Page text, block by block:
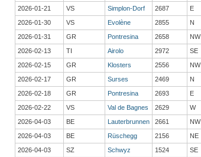
2026-01-21
VS Simplon-Dorf 2687 E
2026-01-30
VS Evolène 2855 N
2026-01-31
GR Pontresina 2658 NW
2026-02-13
TI Airolo 2972 SE
2026-02-15
GR Klosters 2556 NW
2026-02-17
GR Surses 2469 N
2026-02-18
GR Pontresina 2693 E
2026-02-22
VS Val de Bagnes 2629 W
2026-04-03
BE Lauterbrunnen 2661 NW
2026-04-03
BE Rüschegg 2156 NE
2026-04-03
SZ Schwyz 1524 SE